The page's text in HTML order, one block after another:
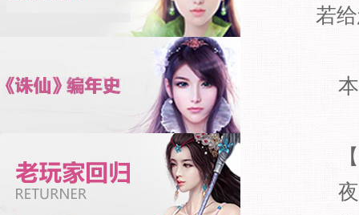
若
本
【
夜